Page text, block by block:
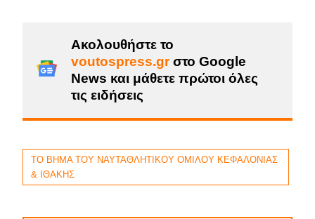
Ακολουθήστε το
voutospress.grστο Google
News και μάθετε πρώτοι όλες
τις ειδήσεις
ΤΟ ΒΗΜΑ ΤΟΥ ΝΑΥΤΑΘΛΗΤΙΚΟΥ ΟΜΙΛΟΥ ΚΕΦΑΛΟΝΙΑΣ
& ΙΘΑΚΗΣ